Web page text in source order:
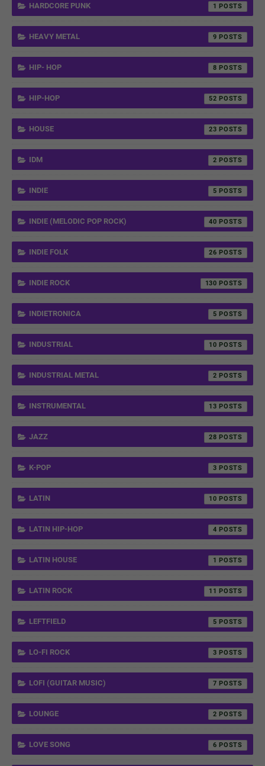
HARDCORE PUNK 1
HEAVY METAL 9
HIP- HOP 8
HIP-HOP 52
HOUSE 23
IDM 2
INDIE 5
INDIE (MELODIC POP ROCK) 40
INDIE FOLK 26
INDIE ROCK 130
INDIETRONICA 5
INDUSTRIAL 10
INDUSTRIAL METAL 2
INSTRUMENTAL 13
JAZZ 28
K-POP 3
LATIN 10
LATIN HIP-HOP 4
LATIN HOUSE 1
LATIN ROCK 11
LEFTFIELD 5
LO-FI ROCK 3
LOFI (GUITAR MUSIC) 7
LOUNGE 2
LOVE SONG 6